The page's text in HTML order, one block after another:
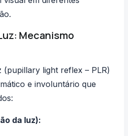
Mecanismo
light reflex – PLR)
e involuntário que
da luz):